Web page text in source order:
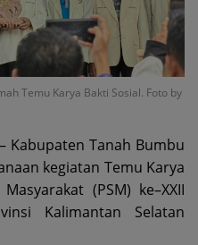
Temu Karya Bakti Sosial. Foto by
– Kabupaten Tanah Bumbu
kegiatan Temu Karya
(PSM) ke–XXII
Kalimantan Selatan